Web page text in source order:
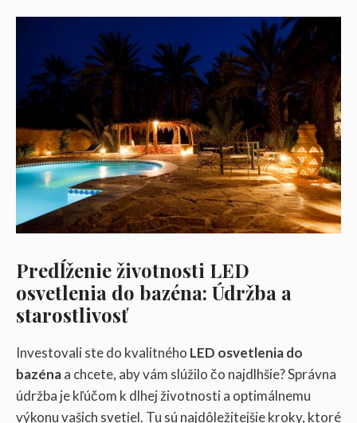
Predĺženie životnosti LED
osvetlenia do bazéna: Údržba a
starostlivosť
Investovali ste do kvalitného LED osvetlenia do
bazénaa chcete, aby vám slúžilo čo najdlhšie? Správna
údržba je kľúčom k dlhej životnosti a optimálnemu
výkonu vašich svetiel. Tu sú najdôležitejšie kroky, ktoré